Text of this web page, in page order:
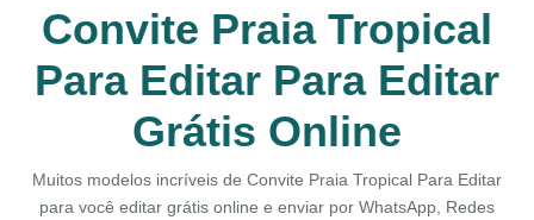
Convite Praia Tropical
Para Editar Para Editar
Grátis Online
Muitos modelos incríveis de Convite Praia Tropical Para Editar
para você editar grátis online e enviar por WhatsApp, Redes